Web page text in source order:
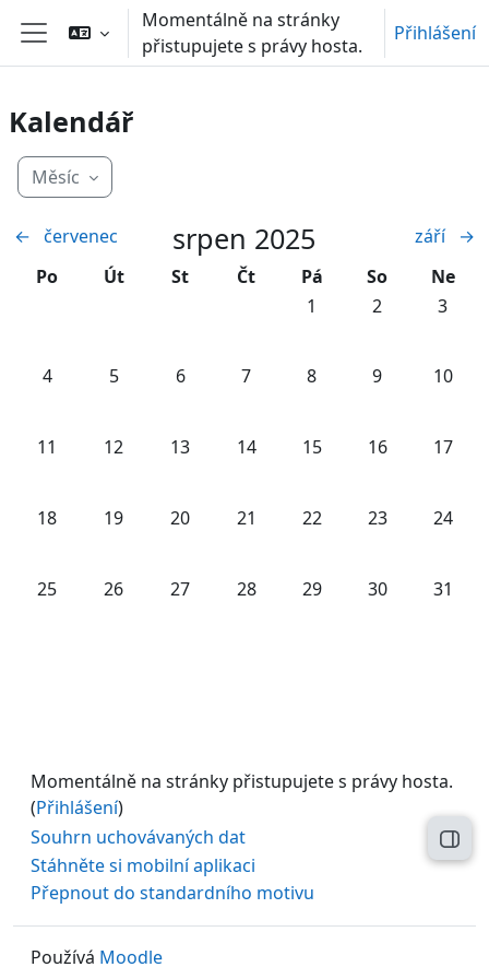
Přejít k hlavnímu obsahu
Boční panel
Momentálně na stránky
přistupujete s právy hosta.
Přihlášení
Kalendář
Měsíc
← červenec srpen 2025 září
→
Pondělí
Po Úterý
Út Středa
St Čtvrtek
Čt Pátek
Pá Sobota
So Neděle
Ne
Žádné události, pátek,
1 Žádné
2 3
Žádné události, pondělí, 4. srpna
4 Žádné události, úterý, 5. srpna
5 Žádné události, středa, 6. srpna
6 Žádné události, čtvrtek, 7.
7 Žádné události, pátek,
8 Žádné
9 10
Žádné události, pondělí, 11. srpna
11 Žádné události, úterý, 12. srpna
12 Žádné události, středa, 13. srpna
13 Žádné události, čtvrtek, 14.
14 Žádné události, pátek,
15 Žádné
16 17
Žádné události, pondělí, 18. srpna
18 Žádné události, úterý, 19. srpna
19 Žádné události, středa, 20. srpna
20 Žádné události, čtvrtek, 21.
21 Žádné události, pátek,
22 Žádné
23 24
Žádné události, pondělí, 25. srpna
25 Žádné události, úterý, 26. srpna
26 Žádné události, středa, 27. srpna
27 Žádné události, čtvrtek, 28.
28 Žádné události, pátek,
29 Žádné
30 31
Momentálně na stránky přistupujete s právy hosta.
(Přihlášení)
Souhrn uchovávaných dat
Stáhněte si mobilní aplikaci
Přepnout do standardního motivu
Používá Moodle